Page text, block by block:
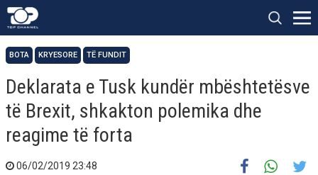
BOTA KRYESORE TË FUNDIT
Deklarata e Tusk kundër mbështetësve
të Brexit, shkakton polemika dhe
reagime të forta
06/02/2019 23:48